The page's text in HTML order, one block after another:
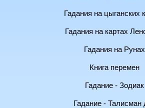
Гадания на цыганских
Гадания на картах
Гадания на Рунах
Книга перемен
Гадание - Зодиак
Гадание - Талисман